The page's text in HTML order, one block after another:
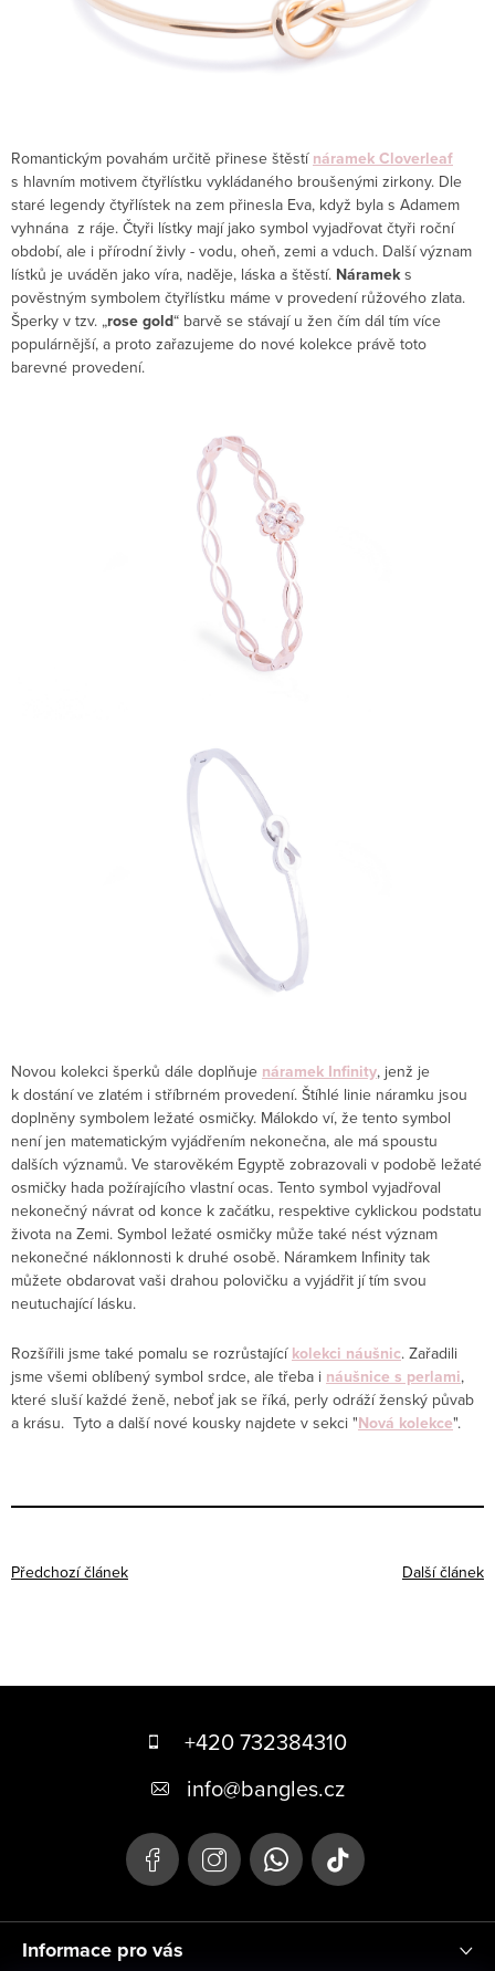
Romantickým povahám určitě přinese štěstínáramek Cloverleaf
s hlavním motivem čtyřlístku vykládaného broušenými zirkony. Dle
staré legendy čtyřlístek na zem přinesla Eva, když byla s Adamem
vyhnána z ráje. Čtyři lístky mají jako symbol vyjadřovat čtyři roční
období, ale i přírodní živly - vodu, oheň, zemi a vduch. Další význam
lístků je uváděn jako víra, naděje, láska a štěstí. Nárameks
pověstným symbolem čtyřlístku máme v provedení růžového zlata.
Šperky v tzv. „rose gold“ barvě se stávají u žen čím dál tím více
populárnější, a proto zařazujeme do nové kolekce právě toto
barevné provedení.
Novou kolekci šperků dále doplňuje náramek Infinity, jenž je
k dostání ve zlatém i stříbrném provedení. Štíhlé linie náramku jsou
doplněny symbolem ležaté osmičky. Málokdo ví, že tento symbol
není jen matematickým vyjádřením nekonečna, ale má spoustu
dalších významů. Ve starověkém Egyptě zobrazovali v podobě ležaté
osmičky hada požírajícího vlastní ocas. Tento symbol vyjadřoval
nekonečný návrat od konce k začátku, respektive cyklickou podstatu
života na Zemi. Symbol ležaté osmičky může také nést význam
nekonečné náklonnosti k druhé osobě. Náramkem Infinity tak
můžete obdarovat vaši drahou polovičku a vyjádřit jí tím svou
neutuchající lásku.
Rozšířili jsme také pomalu se rozrůstajícíkolekci náušnic. Zařadili
jsme všemi oblíbený symbol srdce, ale třeba i náušnice s perlami,
které sluší každé ženě, neboť jak se říká, perly odráží ženský půvab
a krásu. Tyto a další nové kousky najdete v sekci "Nová kolekce".
Předchozí článek Další článek
+420 732384310
info@bangles.cz
Informace pro vás